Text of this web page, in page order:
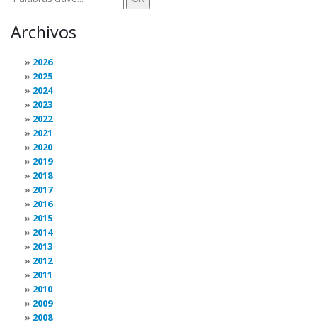
Archivos
2026
2025
2024
2023
2022
2021
2020
2019
2018
2017
2016
2015
2014
2013
2012
2011
2010
2009
2008